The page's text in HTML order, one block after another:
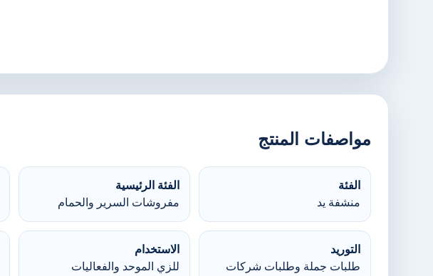
مواصفات المنتج
الفئة
منشفة يد
الفئة الرئيسية
مفروشات السرير والحمام
التوريد
طلبات جملة وطلبات شركات
الاستخدام
للزي الموحد والفعاليات